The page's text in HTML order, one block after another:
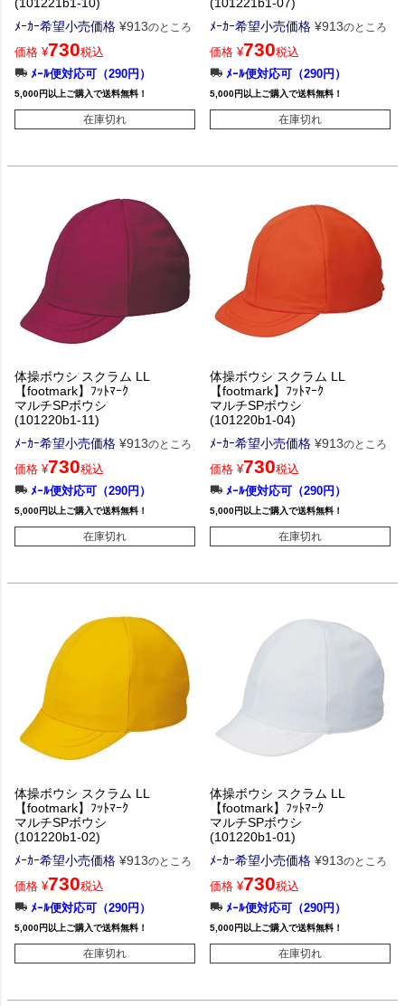
ﾒｰｶｰ希望小売価格 ¥913のところ
価格 ¥730税込
ﾒｰﾙ便対応可（290円）
5,000円以上ご購入で送料無料！
在庫切れ
ﾒｰｶｰ希望小売価格 ¥913のところ
価格 ¥730税込
ﾒｰﾙ便対応可（290円）
5,000円以上ご購入で送料無料！
在庫切れ
体操ボウシ スクラム LL
【footmark】ﾌｯﾄﾏｰｸ
マルチSPボウシ
(101220b1-11)
ﾒｰｶｰ希望小売価格 ¥913のところ
価格 ¥730税込
ﾒｰﾙ便対応可（290円）
5,000円以上ご購入で送料無料！
在庫切れ
体操ボウシ スクラム LL
【footmark】ﾌｯﾄﾏｰｸ
マルチSPボウシ
(101220b1-04)
ﾒｰｶｰ希望小売価格 ¥913のところ
価格 ¥730税込
ﾒｰﾙ便対応可（290円）
5,000円以上ご購入で送料無料！
在庫切れ
体操ボウシ スクラム LL
【footmark】ﾌｯﾄﾏｰｸ
マルチSPボウシ
(101220b1-02)
ﾒｰｶｰ希望小売価格 ¥913のところ
価格 ¥730税込
ﾒｰﾙ便対応可（290円）
5,000円以上ご購入で送料無料！
在庫切れ
体操ボウシ スクラム LL
【footmark】ﾌｯﾄﾏｰｸ
マルチSPボウシ
(101220b1-01)
ﾒｰｶｰ希望小売価格 ¥913のところ
価格 ¥730税込
ﾒｰﾙ便対応可（290円）
5,000円以上ご購入で送料無料！
在庫切れ